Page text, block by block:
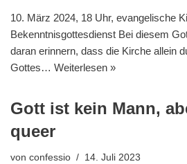
10. März 2024, 18 Uhr, evangelische
Bekenntnisgottesdienst Bei diesem
daran erinnern, dass die Kirche allein
Gottes… Weiterlesen »
Gott ist kein Mann,
queer
von confessio 14. Juli 2023